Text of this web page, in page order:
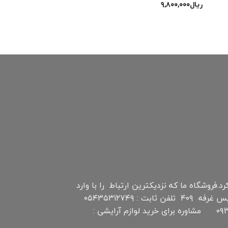
ریال۹,۸۰۰,۰۰۰
چابهار است که اواخر سال ۹۷ فعالیت خود را شروع کرد.فروشگاه ما که نزدیکترین ارتباط را با وارد
تلفن همراه و واتس آپ (مدیریت سایت ): ۰۹۳۵۴۳۶۵۸۴۰ مشاوره برای خرید چای و سایر مواد غذایی: ۰۹۳۵۴۳۶۵۸۴۰ مشاوره برای خرید لوازم آرایشی :